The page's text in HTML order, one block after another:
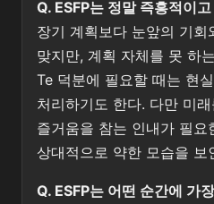
Q. ESFP는 정말 즉흥적이
장기 계획보다 눈앞의 기
맞지만, 계획 자체를 못 하
Te 덕분에 필요할 때는 현
처리하기도 한다. 다만 미
즐거움을 참는 인내가 필요
상대적으로 약한 모습을 보
Q. ESFP는 어떤 순간에 가